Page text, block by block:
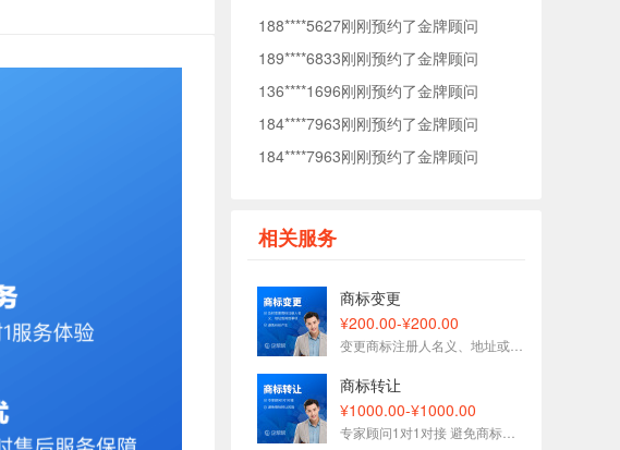
188****5627刚刚预约了金牌顾问
189****6833刚刚预约了金牌顾问
136****1696刚刚预约了金牌顾问
184****7963刚刚预约了金牌顾问
184****7963刚刚预约了金牌顾问
177****1509刚刚预约了金牌顾问
153****7575刚刚预约了金牌顾问
153****3093刚刚预约了金牌顾问
188****5627刚刚预约了金牌顾问
189****6833刚刚预约了金牌顾问
136****1696刚刚预约了金牌顾问
相关服务
商标变更
¥200.00-¥200.00
商标转让
¥1000.00-¥1000.00